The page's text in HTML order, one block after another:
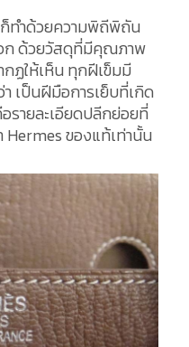
ก็ทำด้วยความพิถีพิถัน
ก ด้วยวัสดุที่มีคุณภาพ
ฏให้เห็น ทุกฝีเข็มมี
เป็นฝีมือการเย็บที่เกิด
รายละเอียดปลีกย่อยที่
Hermes ของแท้เท่านั้น